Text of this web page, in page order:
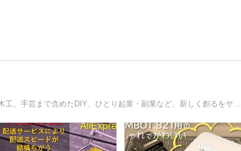
パワポを使ったグラフィックデザイン、お絵かき、web素材作り、木工、手芸まで含めたDIY、ひとり起業・副業など、新しく創るをサポートします。